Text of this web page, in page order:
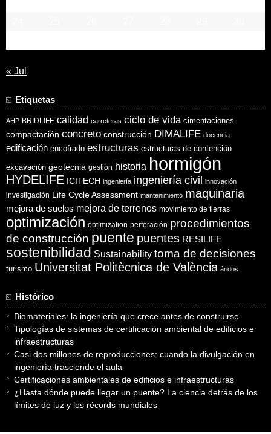
« Jul
Etiquetas
AHP BRIDLIFE calidad carreteras ciclo de vida cimentaciones
compactación concreto construcción DIMALIFE docencia
edificación encofrado estructuras estructuras de contención
excavación geotecnia gestión historia hormigón
HYDELIFE ICITECH ingeniería ingeniería civil innovación
investigación Life Cycle Assessment mantenimiento maquinaria
mejora de suelos mejora de terrenos movimiento de tierras
optimización optimization perforación procedimientos
de construcción puente puentes RESILIFE
sostenibilidad Sustainability toma de decisiones
turismo Universitat Politècnica de València áridos
Histórico
Biomateriales: la ingeniería que crece antes de construirse
Tipologías de sistemas de certificación ambiental de edificios e
infraestructuras
Casi dos millones de reproducciones: cuando la divulgación en
ingeniería trasciende el aula
Certificaciones ambientales de edificios e infraestructuras
¿Hasta dónde puede llegar un puente? La ciencia detrás de los
límites de luz y los récords mundiales